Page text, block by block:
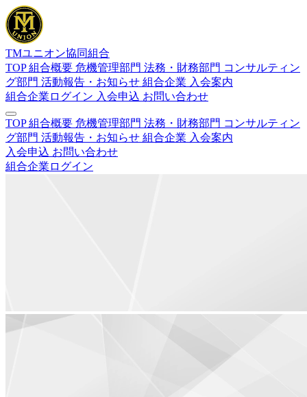
TMユニオン協同組合
TOP組合概要 危機管理部門 法務・財務部門 コンサルティン
グ部門 活動報告・お知らせ 組合企業 入会案内
組合企業ログイン 入会申込 お問い合わせ
TOP組合概要 危機管理部門 法務・財務部門 コンサルティン
グ部門 活動報告・お知らせ 組合企業 入会案内
入会申込 お問い合わせ
組合企業ログイン